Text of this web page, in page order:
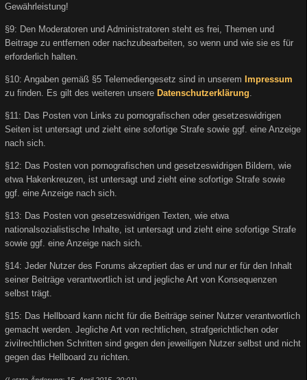
Gewährleistung!
§9: Den Moderatoren und Administratoren steht es frei, Themen und
Beitrage zu entfernen oder nachzubearbeiten, so wenn und wie sie es für
erforderlich halten.
§10: Angaben gemäß §5 Telemediengesetz sind in unserem Impressum
zu finden. Es gilt des weiteren unsere Datenschutzerklärung
§11: Das Posten von Links zu pornografischen oder gesetzeswidrigen
Seiten ist untersagt und zieht eine sofortige Strafe sowie ggf. eine Anzeige
nach sich.
§12: Das Posten von pornografischen und gesetzeswidrigen Bildern, wie
etwa Hakenkreuzen, ist untersagt und zieht eine sofortige Strafe sowie
ggf. eine Anzeige nach sich.
§13: Das Posten von gesetzeswidrigen Texten, wie etwa
nationalsozialistische Inhalte, ist untersagt und zieht eine sofortige Strafe
sowie ggf. eine Anzeige nach sich.
§14: Jeder Nutzer des Forums akzeptiert das er und nur er für den Inhalt
seiner Beiträge verantwortlich ist und jegliche Art von Konsequenzen
selbst trägt.
§15: Das Hellboard kann nicht für die Beiträge seiner Nutzer verantwortlich
gemacht werden. Jegliche Art von rechtlichen, strafgerichtlichen oder
zivilrechtlichen Schritten sind gegen den jeweiligen Nutzer selbst und nicht
gegen das Hellboard zu richten.